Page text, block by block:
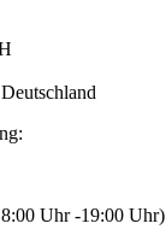
Uhr -19:00 Uhr)